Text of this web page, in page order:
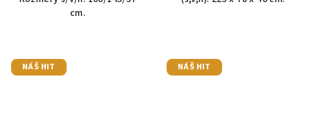
cm.
NÁŠ HIT NÁŠ HIT